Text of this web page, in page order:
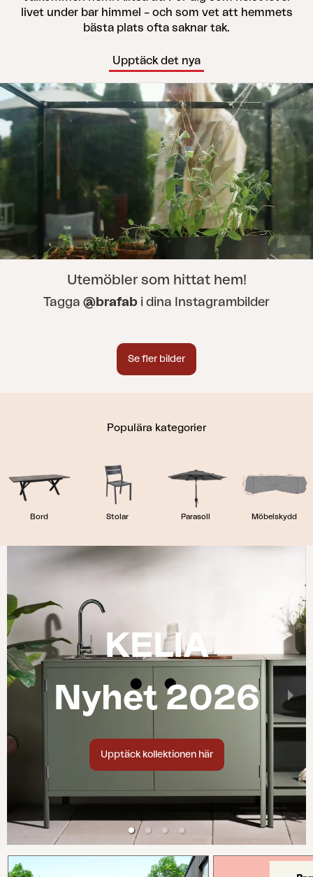
livet under bar himmel – och som vet att hemmets
bästa plats ofta saknar tak.
Upptäck det nya
Utemöbler som hittat hem!
Tagga @brafab i dina Instagrambilder
Se fler bilder
Populära kategorier
Bord Stolar Parasoll Möbelskydd
KELIA
Nyhet 2026
Upptäck kollektionen här